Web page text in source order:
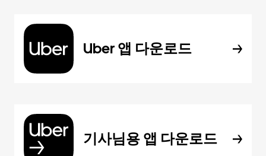
Uber 앱 다운로드
기사님용 앱 다운로드